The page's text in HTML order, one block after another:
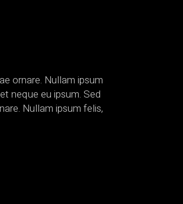
ornare. Nullam ipsum
neque eu ipsum. Sed
Nullam ipsum felis,